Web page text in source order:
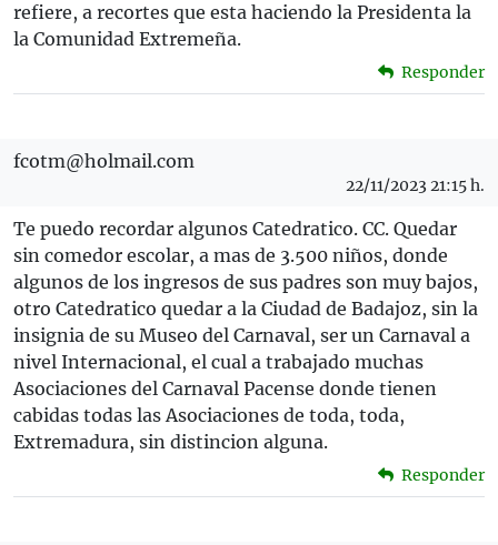
refiere, a recortes que esta haciendo la Presidenta la
la Comunidad Extremeña.
Responder
fcotm@holmail.com
22/11/2023 21:15 h.
Te puedo recordar algunos Catedratico. CC. Quedar
sin comedor escolar, a mas de 3.500 niños, donde
algunos de los ingresos de sus padres son muy bajos,
otro Catedratico quedar a la Ciudad de Badajoz, sin la
insignia de su Museo del Carnaval, ser un Carnaval a
nivel Internacional, el cual a trabajado muchas
Asociaciones del Carnaval Pacense donde tienen
cabidas todas las Asociaciones de toda, toda,
Extremadura, sin distincion alguna.
Responder